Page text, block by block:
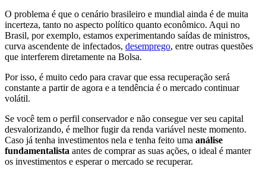
O problema é que o cenário brasileiro e mundial ainda é de muita
incerteza, tanto no aspecto político quanto econômico. Aqui no
Brasil, por exemplo, estamos experimentando saídas de ministros,
curva ascendente de infectados, desemprego, entre outras questões
que interferem diretamente na Bolsa.
Por isso, é muito cedo para cravar que essa recuperação será
constante a partir de agora e a tendência é o mercado continuar
volátil.
Se você tem o perfil conservador e não consegue ver seu capital
desvalorizando, é melhor fugir da renda variável neste momento.
Caso já tenha investimentos nela e tenha feito uma análise
fundamentalista antes de comprar as suas ações, o ideal é manter
os investimentos e esperar o mercado se recuperar.